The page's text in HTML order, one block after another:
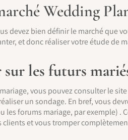
Wedding
devez bien définir le marché que
et donc réaliser votre étude de
les futurs
vous pouvez consulter le site
un sondage. En bref, vous
les forums mariage, par exemple)
clients et vous tromper